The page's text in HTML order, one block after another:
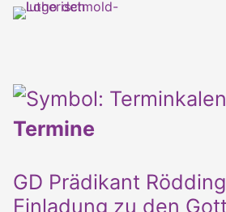
Termine
GD Prädikant
Einladung zu den